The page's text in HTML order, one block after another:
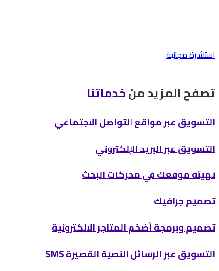
استشارة مجانية
تصفح المزيد منخدماتنا
التسويق عبر مواقع التواصل الاجتماعي
التسويق عبر البريد الإلكتروني
تهيئة موقعك في محركات البحث
تصميم جرافيك
تصميم وبرمجة أضخم المتاجر الالكترونية
التسويق عبر الرسائل النصية القصيرة SMS